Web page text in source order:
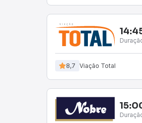
8,7 Viação Total